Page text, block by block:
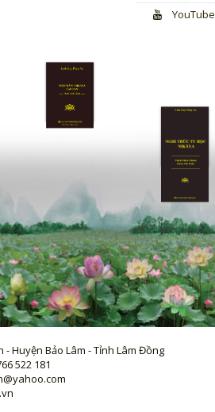
YouTube
- Huyện Bảo Lâm - Tỉnh Lâm Đồng
522 181